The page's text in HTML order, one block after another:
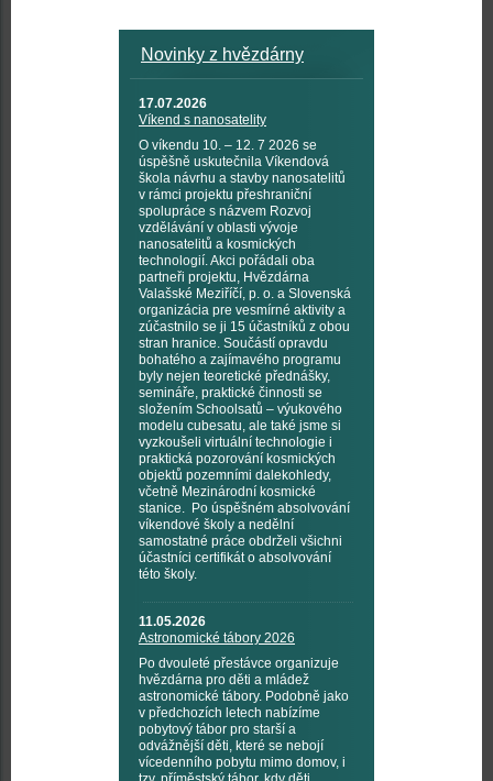
Novinky z hvězdárny
17.07.2026
Víkend s nanosatelity
O víkendu 10. – 12. 7 2026 se
úspěšně uskutečnila Víkendová
škola návrhu a stavby nanosatelitů
v rámci projektu přeshraniční
spolupráce s názvem Rozvoj
vzdělávání v oblasti vývoje
nanosatelitů a kosmických
technologií. Akci pořádali oba
partneři projektu, Hvězdárna
Valašské Meziříčí, p. o. a Slovenská
organizácia pre vesmírné aktivity a
zúčastnilo se ji 15 účastníků z obou
stran hranice. Součástí opravdu
bohatého a zajímavého programu
byly nejen teoretické přednášky,
semináře, praktické činnosti se
složením Schoolsatů – výukového
modelu cubesatu, ale také jsme si
vyzkoušeli virtuální technologie i
praktická pozorování kosmických
objektů pozemními dalekohledy,
včetně Mezinárodní kosmické
stanice. Po úspěšném absolvování
víkendové školy a nedělní
samostatné práce obdrželi všichni
účastníci certifikát o absolvování
této školy.
11.05.2026
Astronomické tábory 2026
Po dvouleté přestávce organizuje
hvězdárna pro děti a mládež
astronomické tábory. Podobně jako
v předchozích letech nabízíme
pobytový tábor pro starší a
odvážnější děti, které se nebojí
vícedenního pobytu mimo domov, i